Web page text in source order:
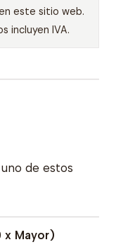
este sitio web.
incluyen IVA.
de estos
x Mayor)